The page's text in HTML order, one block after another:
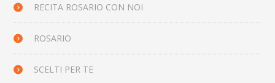
RECITA ROSARIO CON NOI
ROSARIO
SCELTI PER TE